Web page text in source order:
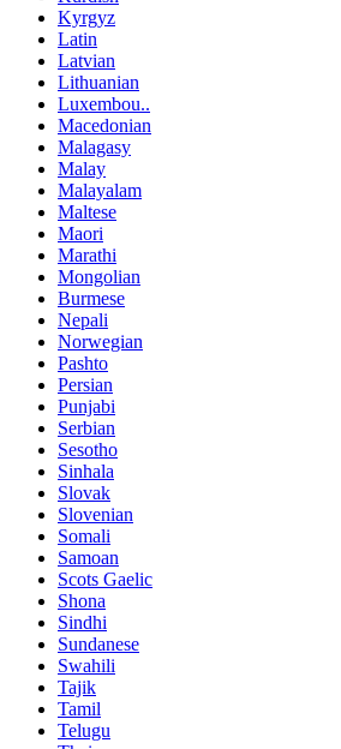
Kyrgyz
Latin
Latvian
Lithuanian
Luxembou..
Macedonian
Malagasy
Malay
Malayalam
Maltese
Maori
Marathi
Mongolian
Burmese
Nepali
Norwegian
Pashto
Persian
Punjabi
Serbian
Sesotho
Sinhala
Slovak
Slovenian
Somali
Samoan
Scots Gaelic
Shona
Sindhi
Sundanese
Swahili
Tajik
Tamil
Telugu